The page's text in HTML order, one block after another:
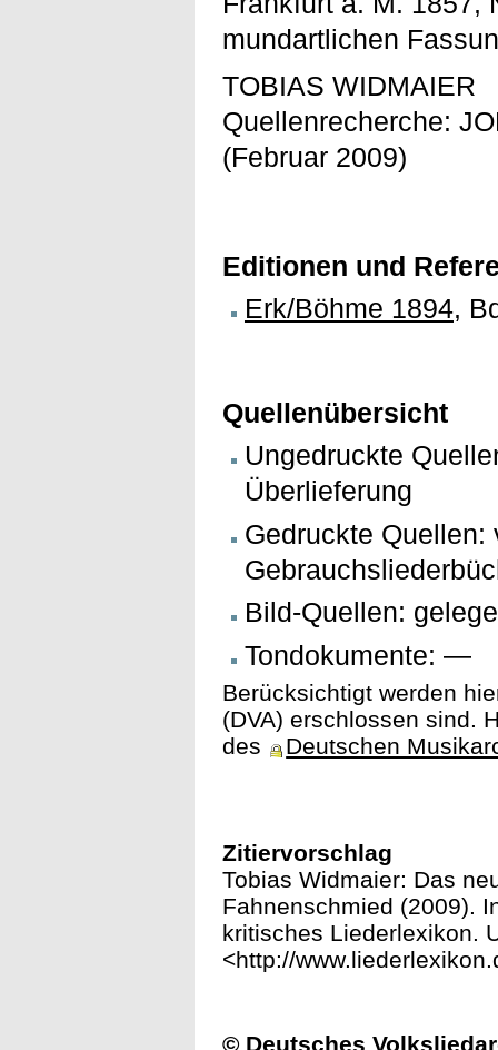
mundartlichen
TOBIAS WIDMAIER
Quellenrecherche:
(Februar 2009)
Editionen und
Erk/Böhme 1894,
Quellenübersicht
Ungedruckte
Überlieferung
Gedruckte
Bild-Quellen:
Tondokumente: —
Berücksichtigt werden
(DVA) erschlossen sind.
des
Deutschen
Zitiervorschlag
Tobias Widmaier: Das
Fahnenschmied (2009).
kritisches Liederlexikon.
<http://
© Deutsches